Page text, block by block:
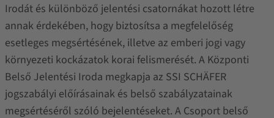
Irodát és különböző jelentési csatornákat hozott létre
annak érdekében, hogy biztosítsa a megfelelőség
esetleges megsértésének, illetve az emberi jogi vagy
környezeti kockázatok korai felismerését. A Központi
Belső Jelentési Iroda megkapja az SSI SCHÄFER
jogszabályi előírásainak és belső szabályzatainak
megsértéséről szóló bejelentéseket. A Csoport belső